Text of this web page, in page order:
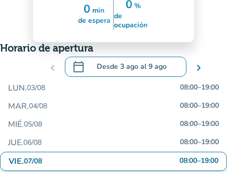
0 min
40min
de espera
0%
30%
de
ocupación
Horario de apertura
chevron_left calendar_today Desde 3 ago al9 ago
.Abra el calendario para cambiar las
chevron_right
LUN.03/08 08:00–19:00
MAR.04/08 08:00–19:00
MIÉ.05/08 08:00–19:00
JUE.06/08 08:00–19:00
VIE.07/08 08:00–19:00